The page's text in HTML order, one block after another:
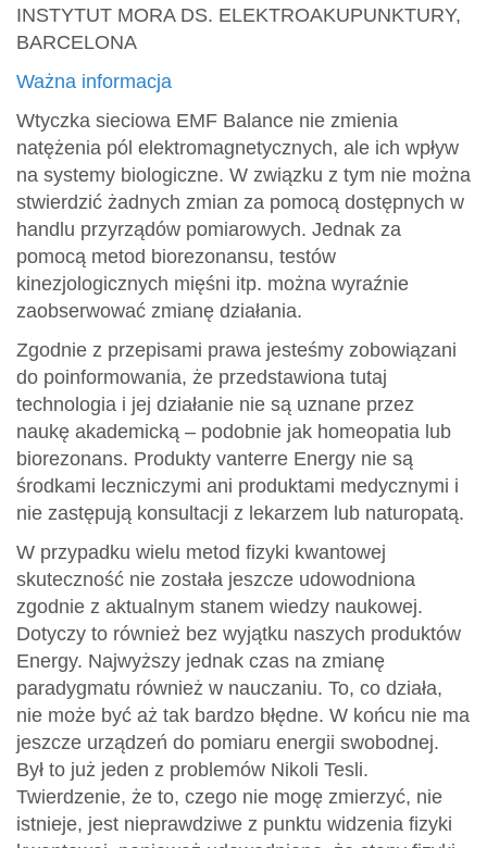
INSTYTUT MORA DS. ELEKTROAKUPUNKTURY,
BARCELONA
Ważna informacja
Wtyczka sieciowa EMF Balance nie zmienia
natężenia pól elektromagnetycznych, ale ich wpływ
na systemy biologiczne. W związku z tym nie można
stwierdzić żadnych zmian za pomocą dostępnych w
handlu przyrządów pomiarowych. Jednak za
pomocą metod biorezonansu, testów
kinezjologicznych mięśni itp. można wyraźnie
zaobserwować zmianę działania.
Zgodnie z przepisami prawa jesteśmy zobowiązani
do poinformowania, że przedstawiona tutaj
technologia i jej działanie nie są uznane przez
naukę akademicką – podobnie jak homeopatia lub
biorezonans. Produkty vanterre Energy nie są
środkami leczniczymi ani produktami medycznymi i
nie zastępują konsultacji z lekarzem lub naturopatą.
W przypadku wielu metod fizyki kwantowej
skuteczność nie została jeszcze udowodniona
zgodnie z aktualnym stanem wiedzy naukowej.
Dotyczy to również bez wyjątku naszych produktów
Energy. Najwyższy jednak czas na zmianę
paradygmatu również w nauczaniu. To, co działa,
nie może być aż tak bardzo błędne. W końcu nie ma
jeszcze urządzeń do pomiaru energii swobodnej.
Był to już jeden z problemów Nikoli Tesli.
Twierdzenie, że to, czego nie mogę zmierzyć, nie
istnieje, jest nieprawdziwe z punktu widzenia fizyki